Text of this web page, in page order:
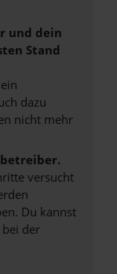
und dein
Stand
dazu
nicht mehr
versucht
Du kannst
der